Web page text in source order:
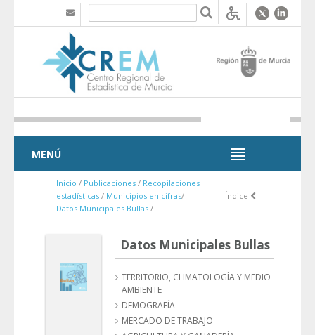
Saltar al contenido
MENÚ
Inicio / Publicaciones / Recopilaciones
estadísticas / Municipios en cifras/
Datos Municipales Bullas /
Índice
Datos Municipales Bullas
TERRITORIO, CLIMATOLOGÍA Y MEDIO
AMBIENTE
DEMOGRAFÍA
MERCADO DE TRABAJO